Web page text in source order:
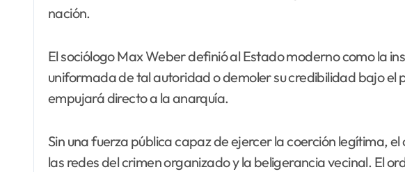
nación.
El sociólogo Max Weber definió al Estado moderno como la
uniformada de tal autoridad o demoler su credibilidad bajo el
empujará directo a la anarquía.
Sin una fuerza pública capaz de ejercer la coerción legítima,
las redes del crimen organizado y la beligerancia vecinal. El